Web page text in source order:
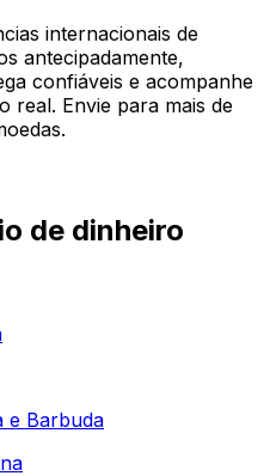
internacionais de
antecipadamente,
confiáveis e acompanhe
real. Envie para mais de
de dinheiro
e Barbuda